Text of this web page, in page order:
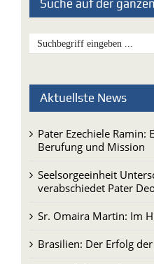
Suche auf der
Aktuellste News
Pater Ezechiele Ramin:
Berufung und Mission
Seelsorgeeinheit
verabschiedet Pater
Sr. Omaira Martin: Im
Brasilien: Der Erfolg